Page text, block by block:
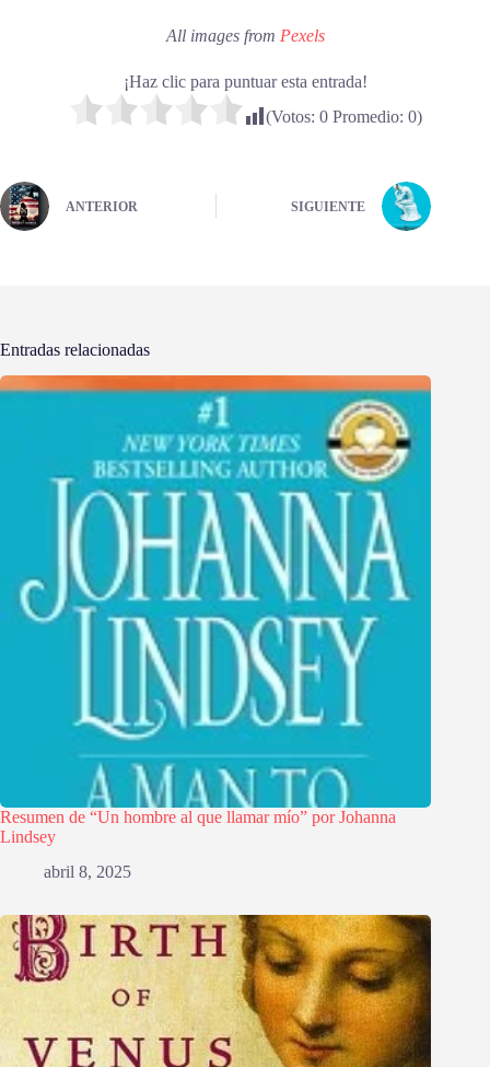
All images from Pexels
¡Haz clic para puntuar esta entrada!
(Votos: 0Promedio: 0)
ANTERIOR SIGUIENTE
Entradas relacionadas
Resumen de “Un hombre al que llamar mío” por Johanna
Lindsey
abril 8, 2025